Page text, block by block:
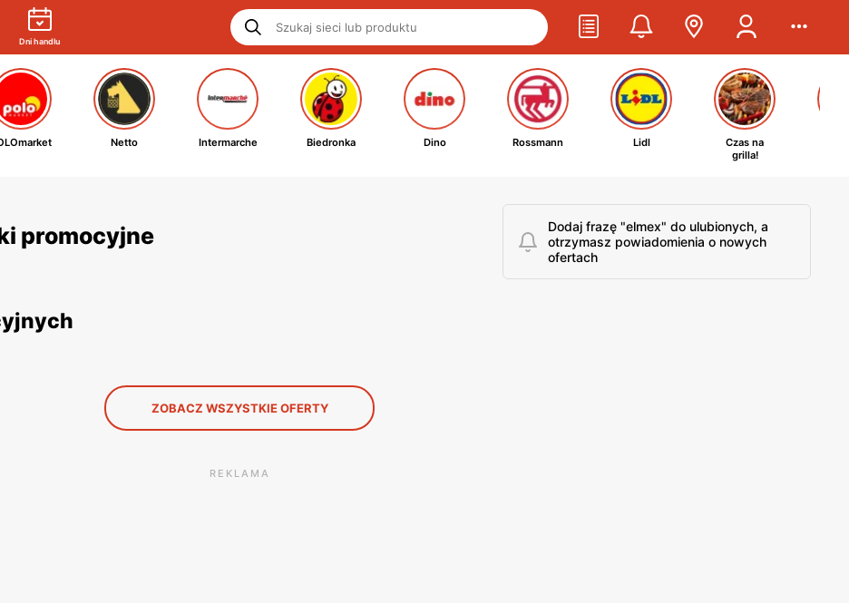
Dni handlu
Netto Intermarche Biedronka Dino Rossmann Lidl
Czas na
grilla!
promocyjne
Dodaj frazę "elmex" do ulubionych, a
otrzymasz powiadomienia o nowych
ofertach
ZOBACZ WSZYSTKIE OFERTY
REKLAMA